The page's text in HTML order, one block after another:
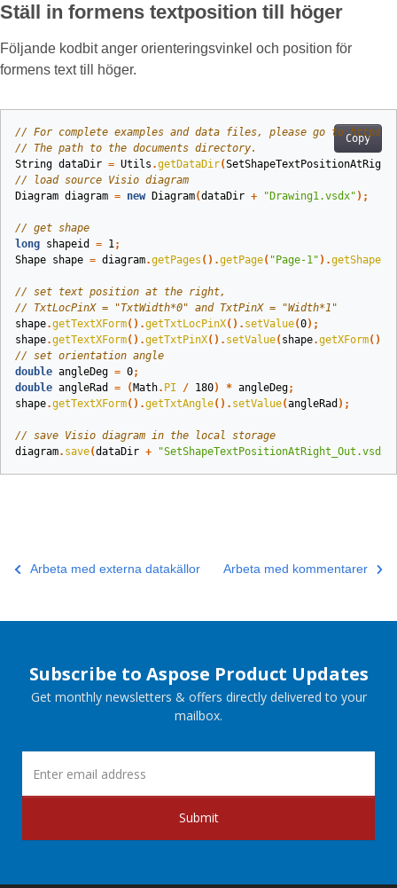
Ställ in formens textposition till höger
Följande kodbit anger orienteringsvinkel och position för
formens text till höger.
Copy
// For complete examples and data files, please go to https://
// The path to the documents directory.
String dataDir = Utils .getDataDir(SetShapeTextPositionAtRight
// load source Visio diagram
Diagram diagram = new Diagram(dataDir + "Drawing1.vsdx" );
// get shape
long shapeid = 1;
Shape shape = diagram.getPages ().getPage( "Page-1" ).getShapes
// set text position at the right,
// TxtLocPinX = "TxtWidth*0" and TxtPinX = "Width*1"
shape.getTextXForm().getTxtLocPinX(). setValue(0);
shape.getTextXForm().getTxtPinX(). setValue( shape.getXForm().
// set orientation angle
double angleDeg = 0;
double angleRad = ( Math. PI / 180) * angleDeg;
shape.getTextXForm().getTxtAngle(). setValue(angleRad );
// save Visio diagram in the local storage
diagram. save(dataDir + "SetShapeTextPositionAtRight_Out.vsdx"
Arbeta med externa datakällor Arbeta med kommentarer
Subscribe to Aspose Product Updates
Get monthly newsletters & offers directly delivered to your
mailbox.
Submit